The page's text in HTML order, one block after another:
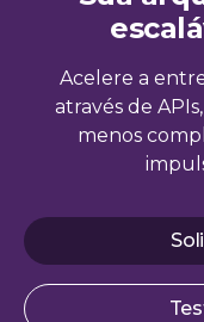
Acelere a
através de
menos